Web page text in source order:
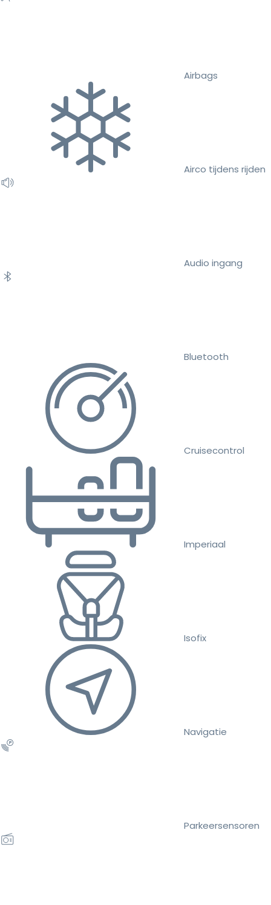
Airbags
Airco tijdens rijden
Audio ingang
Bluetooth
Cruisecontrol
Imperiaal
Isofix
Navigatie
Parkeersensoren